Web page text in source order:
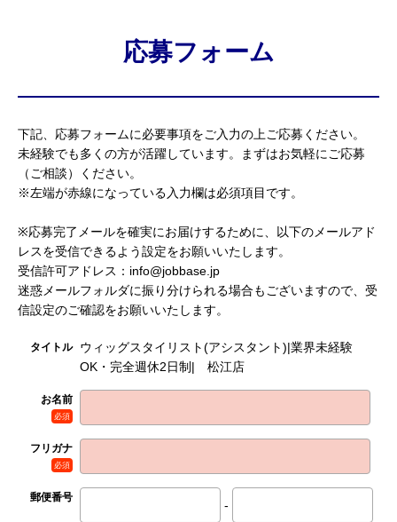
応募フォーム
下記、応募フォームに必要事項をご入力の上ご応募ください。
未経験でも多くの方が活躍しています。まずはお気軽にご応募
（ご相談）ください。
※左端が赤線になっている入力欄は必須項目です。
※応募完了メールを確実にお届けするために、以下のメールアド
レスを受信できるよう設定をお願いいたします。
受信許可アドレス：info@jobbase.jp
迷惑メールフォルダに振り分けられる場合もございますので、受
信設定のご確認をお願いいたします。
タイトル
ウィッグスタイリスト(アシスタント)|業界未経験
OK・完全週休2日制| 松江店
お名前
必須
フリガナ
必須
郵便番号
-